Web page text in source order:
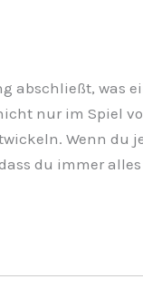
abschließt, was
nur im Spiel
Wenn
du immer